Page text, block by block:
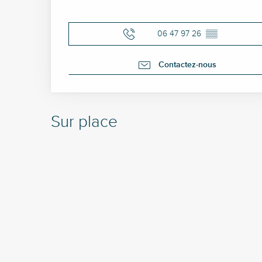
06 47 97 26 ▒▒
Contactez-nous
Sur place